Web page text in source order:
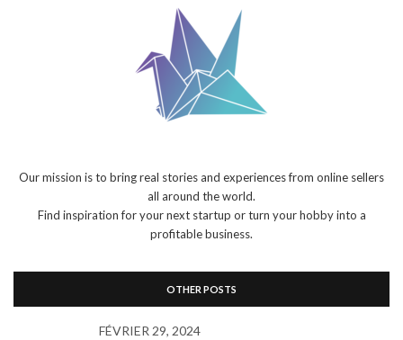
Our mission is to bring real stories and experiences from online sellers
all around the world.
Find inspiration for your next startup or turn your hobby into a
profitable business.
OTHER POSTS
FÉVRIER 29, 2024